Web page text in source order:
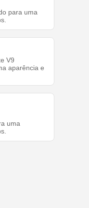
para uma
V9
aparência e
uma